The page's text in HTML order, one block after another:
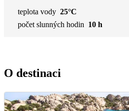
teplota vody 25°C
počet slunných hodin 10 h
O destinaci